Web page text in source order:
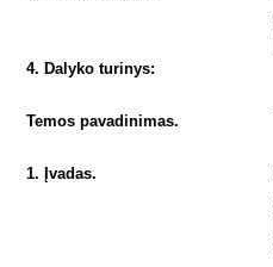
4. Dalyko turinys:
Temos pavadinimas.
1. Įvadas.